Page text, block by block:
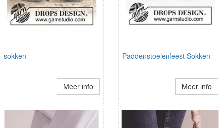
sokken
Meer info
Paddenstoelenfeest Sokken
Meer info